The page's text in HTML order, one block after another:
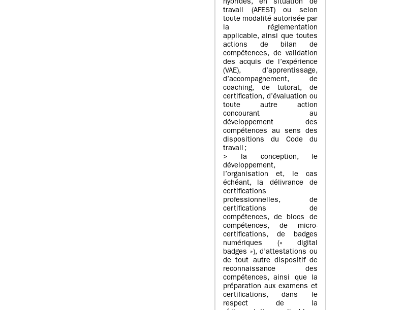
hybrides, en situation de
travail (AFEST) ou selon
toute modalité autorisée par
la réglementation
applicable, ainsi que toutes
actions de bilan de
compétences, de validation
des acquis de l’expérience
(VAE), d’apprentissage,
d’accompagnement, de
coaching, de tutorat, de
certification, d’évaluation ou
toute autre action
concourant au
développement des
compétences au sens des
dispositions du Code du
travail ;
> la conception, le
développement,
l’organisation et, le cas
échéant, la délivrance de
certifications
professionnelles, de
certifications de
compétences, de blocs de
compétences, de micro-
certifications, de badges
numériques (« digital
badges »), d’attestations ou
de tout autre dispositif de
reconnaissance des
compétences, ainsi que la
préparation aux examens et
certifications, dans le
respect de la